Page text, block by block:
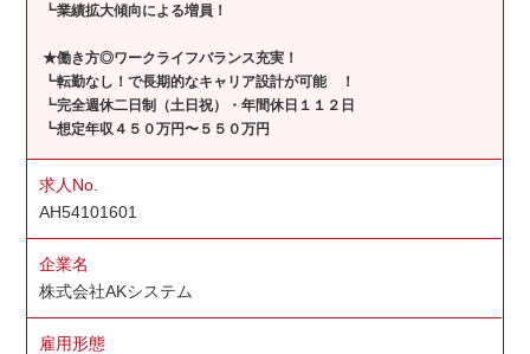
┗業績拡大傾向による増員！
★働き方◎ワークライフバランス充実！
┗転勤なし！で長期的なキャリア設計が可能 ！
┗完全週休二日制（土日祝）・年間休日１１２日
┗想定年収４５０万円〜５５０万円
求人No.
AH54101601
企業名
株式会社AKシステム
雇用形態